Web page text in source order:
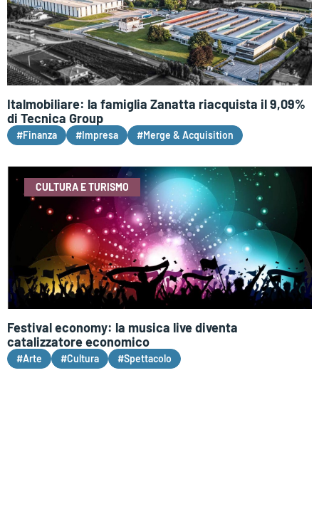
Italmobiliare: la famiglia Zanatta riacquista il 9,09%
di Tecnica Group
#Finanza #Impresa #Merge & Acquisition
CULTURA E TURISMO
Festival economy: la musica live diventa
catalizzatore economico
#Arte #Cultura #Spettacolo